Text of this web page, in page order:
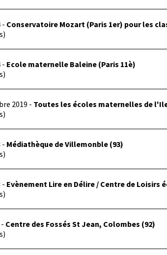
- Conservatoire Mozart (Paris 1er) pour les
- Ecole maternelle Baleine (Paris 11è)
2019 - Toutes les écoles maternelles de
- Médiathèque de Villemonble (93)
- Evènement Lire en Délire / Centre de Loisirs
Centre des Fossés St Jean, Colombes (92)